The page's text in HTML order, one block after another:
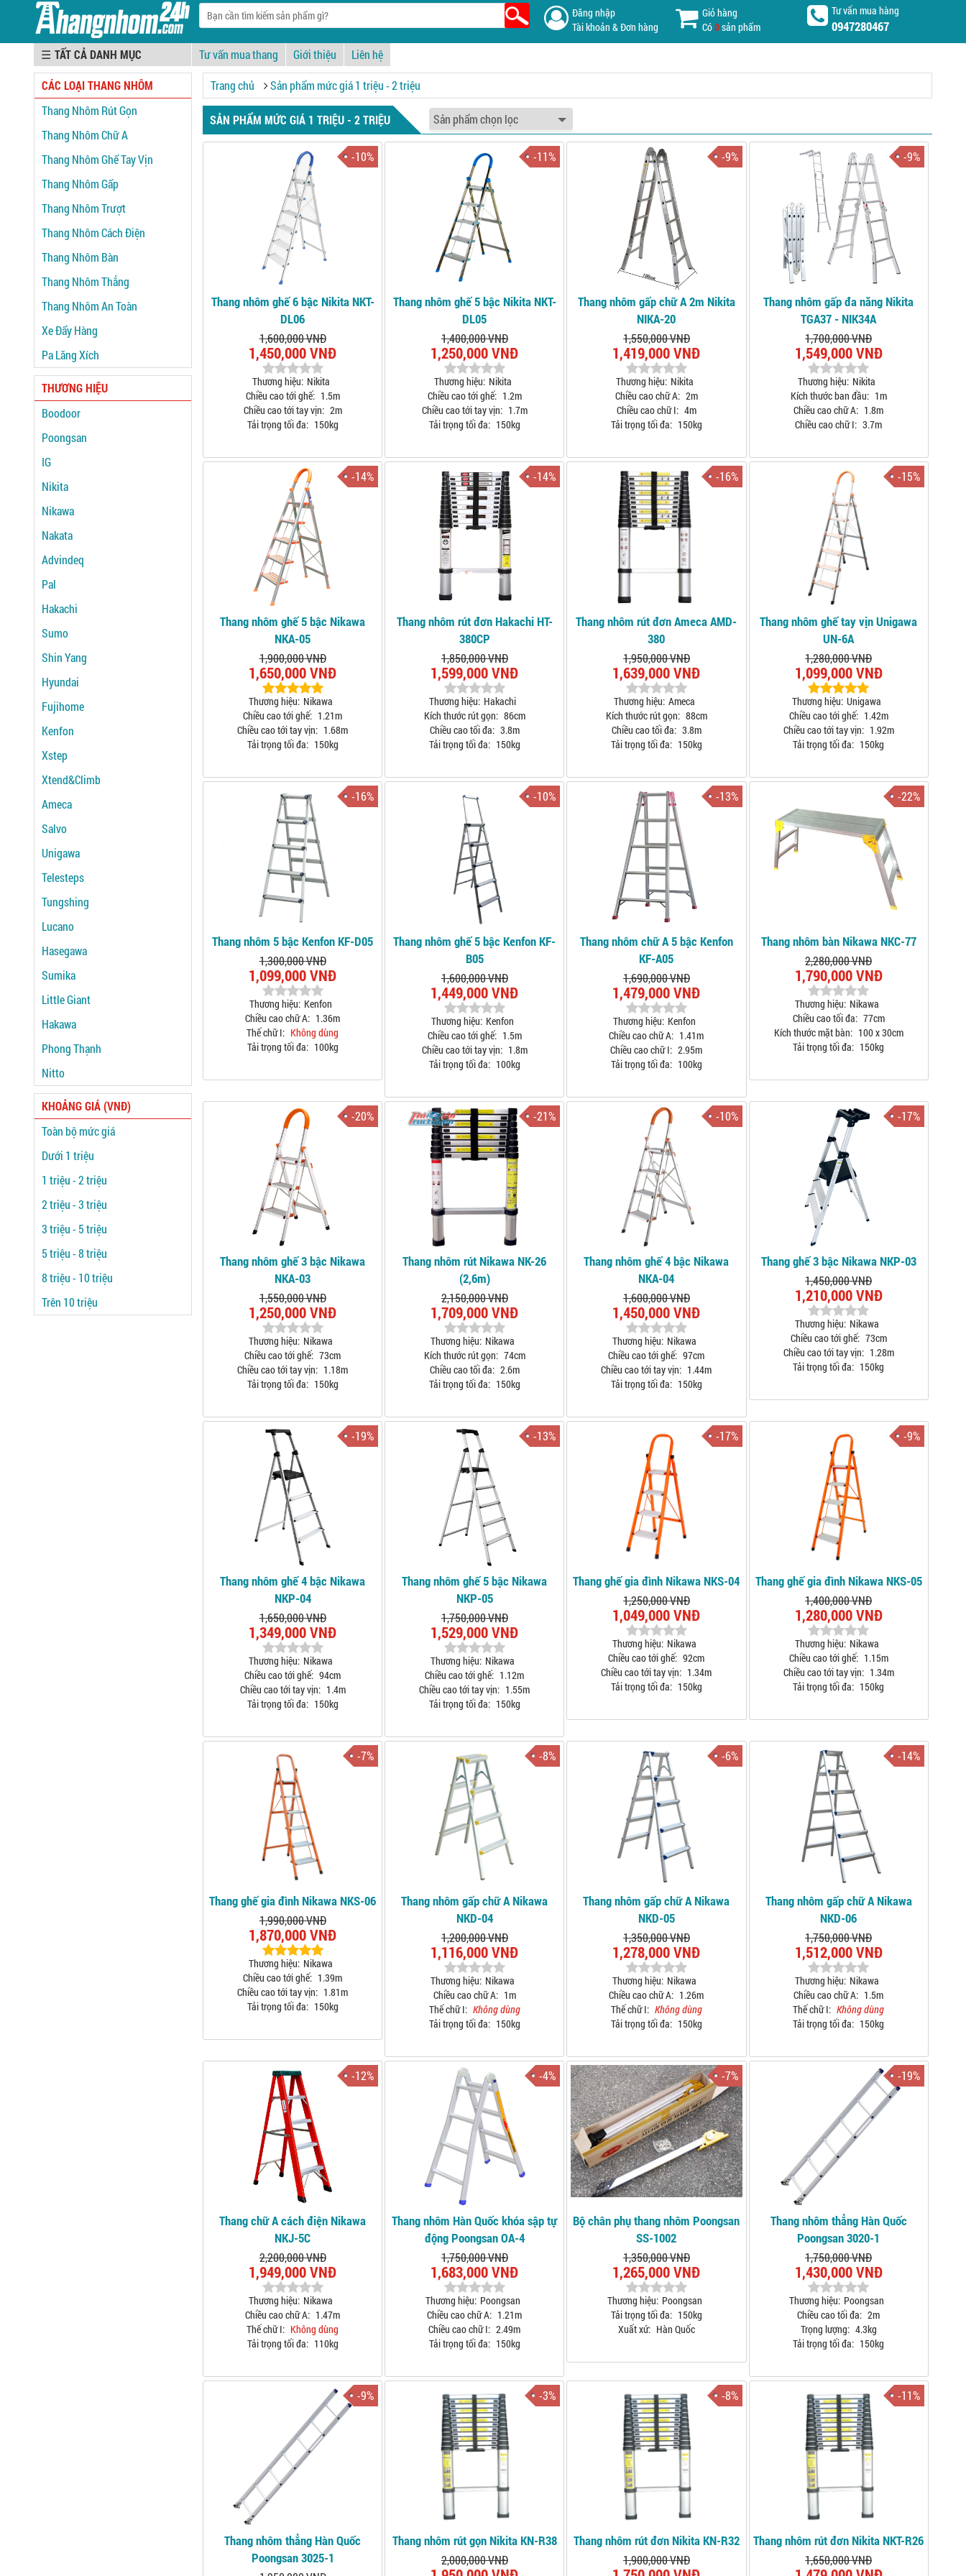
Đăng nhập
Tài khoản & Đơn hàng
Giỏ hàng
Có0sản phẩm
Tư vấn mua hàng
0947280467
☰ Tư vấn mua thang Giới thiệu Liên hệ
Trang chủ Sản phẩm mức giá 1 triệu - 2 triệu
SẢN PHẨM MỨC GIÁ 1 TRIỆU - 2 TRIỆU
-10%
Thang nhôm ghế 6 bậc Nikita NKT-
DL06
1,600,000 VNĐ
1,450,000 VNĐ
Thương hiệu: Nikita
Chiều cao tới ghế: 1.5m
Chiều cao tới tay vịn: 2m
Tải trọng tối đa: 150kg
-11%
Thang nhôm ghế 5 bậc Nikita NKT-
DL05
1,400,000 VNĐ
1,250,000 VNĐ
Thương hiệu: Nikita
Chiều cao tới ghế: 1.2m
Chiều cao tới tay vịn: 1.7m
Tải trọng tối đa: 150kg
-9%
Thang nhôm gấp chữ A 2m Nikita
NIKA-20
1,550,000 VNĐ
1,419,000 VNĐ
Thương hiệu: Nikita
Chiều cao chữ A: 2m
Chiều cao chữ I: 4m
Tải trọng tối đa: 150kg
-9%
Thang nhôm gấp đa năng Nikita
TGA37 - NIK34A
1,700,000 VNĐ
1,549,000 VNĐ
Thương hiệu: Nikita
Kích thước ban đầu: 1m
Chiều cao chữ A: 1.8m
Chiều cao chữ I: 3.7m
-14%
Thang nhôm ghế 5 bậc Nikawa
NKA-05
1,900,000 VNĐ
1,650,000 VNĐ
Thương hiệu: Nikawa
Chiều cao tới ghế: 1.21m
Chiều cao tới tay vịn: 1.68m
Tải trọng tối đa: 150kg
-14%
Thang nhôm rút đơn Hakachi HT-
380CP
1,850,000 VNĐ
1,599,000 VNĐ
Thương hiệu: Hakachi
Kích thước rút gọn: 86cm
Chiều cao tối đa: 3.8m
Tải trọng tối đa: 150kg
-16%
Thang nhôm rút đơn Ameca AMD-
380
1,950,000 VNĐ
1,639,000 VNĐ
Thương hiệu: Ameca
Kích thước rút gọn: 88cm
Chiều cao tối đa: 3.8m
Tải trọng tối đa: 150kg
-15%
Thang nhôm ghế tay vịn Unigawa
UN-6A
1,280,000 VNĐ
1,099,000 VNĐ
Thương hiệu: Unigawa
Chiều cao tới ghế: 1.42m
Chiều cao tới tay vịn: 1.92m
Tải trọng tối đa: 150kg
-16%
Thang nhôm 5 bậc Kenfon KF-D05
1,300,000 VNĐ
1,099,000 VNĐ
Thương hiệu: Kenfon
Chiều cao chữ A: 1.36m
Thế chữ I: Không dùng
Tải trọng tối đa: 100kg
-10%
Thang nhôm ghế 5 bậc Kenfon KF-
B05
1,600,000 VNĐ
1,449,000 VNĐ
Thương hiệu: Kenfon
Chiều cao tới ghế: 1.5m
Chiều cao tới tay vịn: 1.8m
Tải trọng tối đa: 100kg
-13%
Thang nhôm chữ A 5 bậc Kenfon
KF-A05
1,690,000 VNĐ
1,479,000 VNĐ
Thương hiệu: Kenfon
Chiều cao chữ A: 1.41m
Chiều cao chữ I: 2.95m
Tải trọng tối đa: 100kg
-22%
Thang nhôm bàn Nikawa NKC-77
2,280,000 VNĐ
1,790,000 VNĐ
Thương hiệu: Nikawa
Chiều cao tối đa: 77cm
Kích thước mặt bàn: 100 x 30cm
Tải trọng tối đa: 150kg
-20%
Thang nhôm ghế 3 bậc Nikawa
NKA-03
1,550,000 VNĐ
1,250,000 VNĐ
Thương hiệu: Nikawa
Chiều cao tới ghế: 73cm
Chiều cao tới tay vịn: 1.18m
Tải trọng tối đa: 150kg
-21%
Thang nhôm rút Nikawa NK-26
(2,6m)
2,150,000 VNĐ
1,709,000 VNĐ
Thương hiệu: Nikawa
Kích thước rút gọn: 74cm
Chiều cao tối đa: 2.6m
Tải trọng tối đa: 150kg
-10%
Thang nhôm ghế 4 bậc Nikawa
NKA-04
1,600,000 VNĐ
1,450,000 VNĐ
Thương hiệu: Nikawa
Chiều cao tới ghế: 97cm
Chiều cao tới tay vịn: 1.44m
Tải trọng tối đa: 150kg
-17%
Thang ghế 3 bậc Nikawa NKP-03
1,450,000 VNĐ
1,210,000 VNĐ
Thương hiệu: Nikawa
Chiều cao tới ghế: 73cm
Chiều cao tới tay vịn: 1.28m
Tải trọng tối đa: 150kg
-19%
Thang nhôm ghế 4 bậc Nikawa
NKP-04
1,650,000 VNĐ
1,349,000 VNĐ
Thương hiệu: Nikawa
Chiều cao tới ghế: 94cm
Chiều cao tới tay vịn: 1.4m
Tải trọng tối đa: 150kg
-13%
Thang nhôm ghế 5 bậc Nikawa
NKP-05
1,750,000 VNĐ
1,529,000 VNĐ
Thương hiệu: Nikawa
Chiều cao tới ghế: 1.12m
Chiều cao tới tay vịn: 1.55m
Tải trọng tối đa: 150kg
-17%
Thang ghế gia đình Nikawa NKS-04
1,250,000 VNĐ
1,049,000 VNĐ
Thương hiệu: Nikawa
Chiều cao tới ghế: 92cm
Chiều cao tới tay vịn: 1.34m
Tải trọng tối đa: 150kg
-9%
Thang ghế gia đình Nikawa NKS-05
1,400,000 VNĐ
1,280,000 VNĐ
Thương hiệu: Nikawa
Chiều cao tới ghế: 1.15m
Chiều cao tới tay vịn: 1.34m
Tải trọng tối đa: 150kg
-7%
Thang ghế gia đình Nikawa NKS-06
1,990,000 VNĐ
1,870,000 VNĐ
Thương hiệu: Nikawa
Chiều cao tới ghế: 1.39m
Chiều cao tới tay vịn: 1.81m
Tải trọng tối đa: 150kg
-8%
Thang nhôm gấp chữ A Nikawa
NKD-04
1,200,000 VNĐ
1,116,000 VNĐ
Thương hiệu: Nikawa
Chiều cao chữ A: 1m
Thế chữ I: Không dùng
Tải trọng tối đa: 150kg
-6%
Thang nhôm gấp chữ A Nikawa
NKD-05
1,350,000 VNĐ
1,278,000 VNĐ
Thương hiệu: Nikawa
Chiều cao chữ A: 1.26m
Thế chữ I: Không dùng
Tải trọng tối đa: 150kg
-14%
Thang nhôm gấp chữ A Nikawa
NKD-06
1,750,000 VNĐ
1,512,000 VNĐ
Thương hiệu: Nikawa
Chiều cao chữ A: 1.5m
Thế chữ I: Không dùng
Tải trọng tối đa: 150kg
-12%
Thang chữ A cách điện Nikawa
NKJ-5C
2,200,000 VNĐ
1,949,000 VNĐ
Thương hiệu: Nikawa
Chiều cao chữ A: 1.47m
Thế chữ I: Không dùng
Tải trọng tối đa: 110kg
-4%
Thang nhôm Hàn Quốc khóa sập tự
động Poongsan OA-4
1,750,000 VNĐ
1,683,000 VNĐ
Thương hiệu: Poongsan
Chiều cao chữ A: 1.21m
Chiều cao chữ I: 2.49m
Tải trọng tối đa: 150kg
-7%
Bộ chân phụ thang nhôm Poongsan
SS-1002
1,350,000 VNĐ
1,265,000 VNĐ
Thương hiệu: Poongsan
Tải trọng tối đa: 150kg
Xuất xứ: Hàn Quốc
-19%
Thang nhôm thẳng Hàn Quốc
Poongsan 3020-1
1,750,000 VNĐ
1,430,000 VNĐ
Thương hiệu: Poongsan
Chiều cao tối đa: 2m
Trọng lượng: 4.3kg
Tải trọng tối đa: 150kg
-9%
Thang nhôm thẳng Hàn Quốc
Poongsan 3025-1
-3%
Thang nhôm rút gọn Nikita KN-R38
2,000,000 VNĐ
-8%
Thang nhôm rút đơn Nikita KN-R32
1,900,000 VNĐ
-11%
Thang nhôm rút đơn Nikita NKT-R26
1,650,000 VNĐ
CÁC LOẠI THANG NHÔM
Thang Nhôm Rút Gọn
Thang Nhôm Chữ A
Thang Nhôm Ghế Tay Vịn
Thang Nhôm Gấp
Thang Nhôm Trượt
Thang Nhôm Cách Điện
Thang Nhôm Bàn
Thang Nhôm Thẳng
Thang Nhôm An Toàn
Xe Đẩy Hàng
Pa Lăng Xích
THƯƠNG HIỆU
Boodoor
Poongsan
IG
Nikita
Nikawa
Nakata
Advindeq
Pal
Hakachi
Sumo
Shin Yang
Hyundai
Fujihome
Kenfon
Xstep
Xtend&Climb
Ameca
Salvo
Unigawa
Telesteps
Tungshing
Lucano
Hasegawa
Sumika
Little Giant
Hakawa
Phong Thạnh
Nitto
KHOẢNG GIÁ (VNĐ)
Toàn bộ mức giá
Dưới 1 triệu
1 triệu - 2 triệu
2 triệu - 3 triệu
3 triệu - 5 triệu
5 triệu - 8 triệu
8 triệu - 10 triệu
Trên 10 triệu